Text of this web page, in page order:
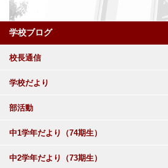
学校ブログ
校長通信
学校だより
部活動
中1学年だより（74期生）
中2学年だより（73期生）